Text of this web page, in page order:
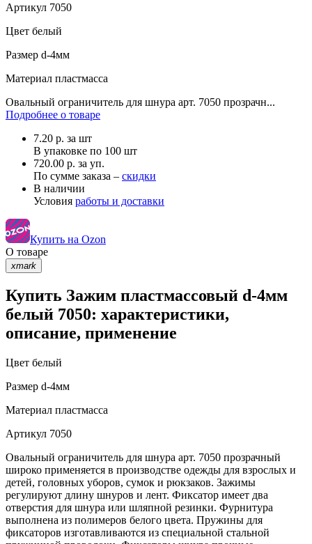
Артикул 7050
Цвет белый
Размер d-4мм
Материал пластмасса
Овальный ограничитель для шнура арт. 7050 прозрачн...
Подробнее о товаре
7.20 р. за шт
В упаковке по 100 шт
720.00 р. за уп.
По сумме заказа – скидки
В наличии
Условия работы и доставки
Купить на Ozon
О товаре
xmark
Купить Зажим пластмассовый d-4мм
белый 7050: характеристики,
описание, применение
Цвет белый
Размер d-4мм
Материал пластмасса
Артикул 7050
Овальный ограничитель для шнура арт. 7050 прозрачный
широко применяется в производстве одежды для взрослых и
детей, головных уборов, сумок и рюкзаков. Зажимы
регулируют длину шнуров и лент. Фиксатор имеет два
отверстия для шнура или шляпной резинки. Фурнитура
выполнена из полимеров белого цвета. Пружины для
фиксаторов изготавливаются из специальной стальной